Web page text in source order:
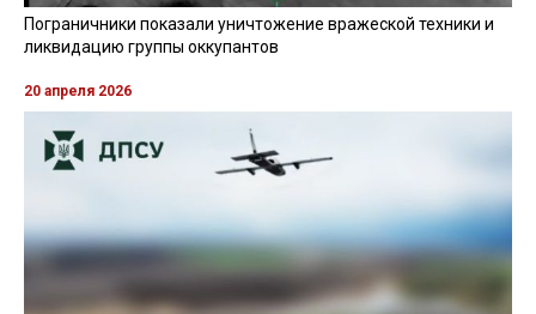
Пограничники показали уничтожение вражеской техники и
ликвидацию группы оккупантов
20 апреля 2026